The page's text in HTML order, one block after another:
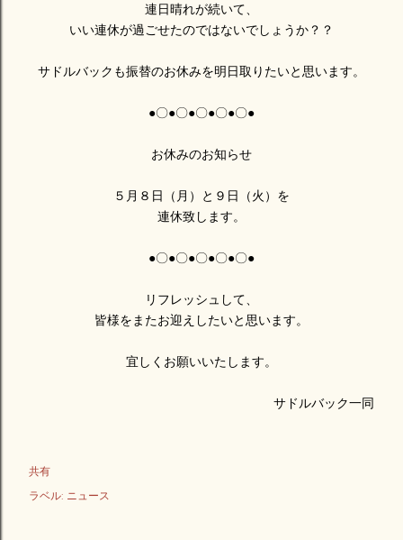
連日晴れが続いて、
いい連休が過ごせたのではないでしょうか？？
サドルバックも振替のお休みを明日取りたいと思います。
●〇●〇●〇●〇●〇●
お休みのお知らせ
５月８日（月）と９日（火）を
連休致します。
●〇●〇●〇●〇●〇●
リフレッシュして、
皆様をまたお迎えしたいと思います。
宜しくお願いいたします。
サドルバック一同
共有
ラベル: ニュース